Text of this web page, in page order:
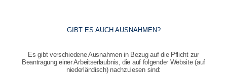
GIBT ES AUCH AUSNAHMEN?
Es gibt verschiedene Ausnahmen in Bezug auf die Pflicht zur
Beantragung einer Arbeitserlaubnis, die auf folgender Website (auf
niederländisch) nachzulesen sind: